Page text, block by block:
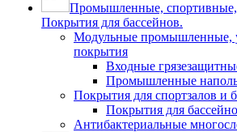
Промышленные,
Покрытия для бассейнов.
Модульные промышленные,
покрытия
Входные
Промышленные
Покрытия для спортзалов и
Покрытия для
Антибактериальные